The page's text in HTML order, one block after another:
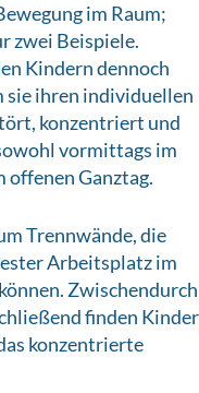
im Raum;
zwei Beispiele.
Kindern dennoch
sie ihren individuellen
konzentriert und
vormittags im
offenen Ganztag.
Trennwände, die
Arbeitsplatz im
Zwischendurch
finden Kinder
konzentrierte